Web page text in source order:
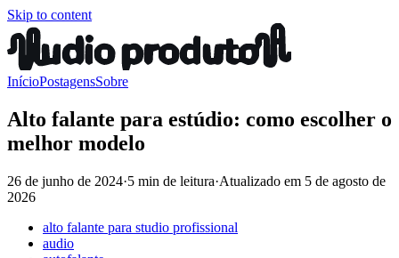
Skip to content
InícioPostagensSobre
Alto falante para estúdio: como escolher o
melhor modelo
26 de junho de 2024·5 min de leitura·Atualizado em 5 de agosto de
2026
alto falante para studio profissional
audio